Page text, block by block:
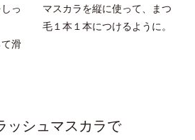
っ
滑
マスカラを縦に使って、まつ
毛１本１本につけるように。
ッシュマスカラで